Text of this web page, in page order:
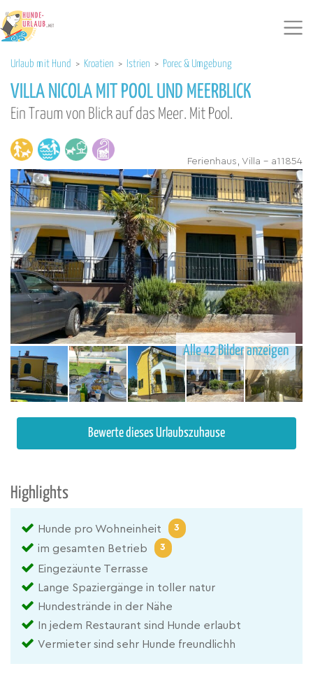
Urlaub mit Hund > Kroatien > Istrien > Porec & Umgebung
VILLA NICOLA MIT POOL UND MEERBLICK
Ein Traum von Blick auf das Meer. Mit Pool.
Ferienhaus, Villa - a11854
Alle 42 Bilder anzeigen
Bewerte dieses Urlaubszuhause
Highlights
Hunde pro Wohneinheit 3
im gesamten Betrieb 3
Eingezäunte Terrasse
Lange Spaziergänge in toller natur
Hundestrände in der Nähe
In jedem Restaurant sind Hunde erlaubt
Vermieter sind sehr Hunde freundlichh